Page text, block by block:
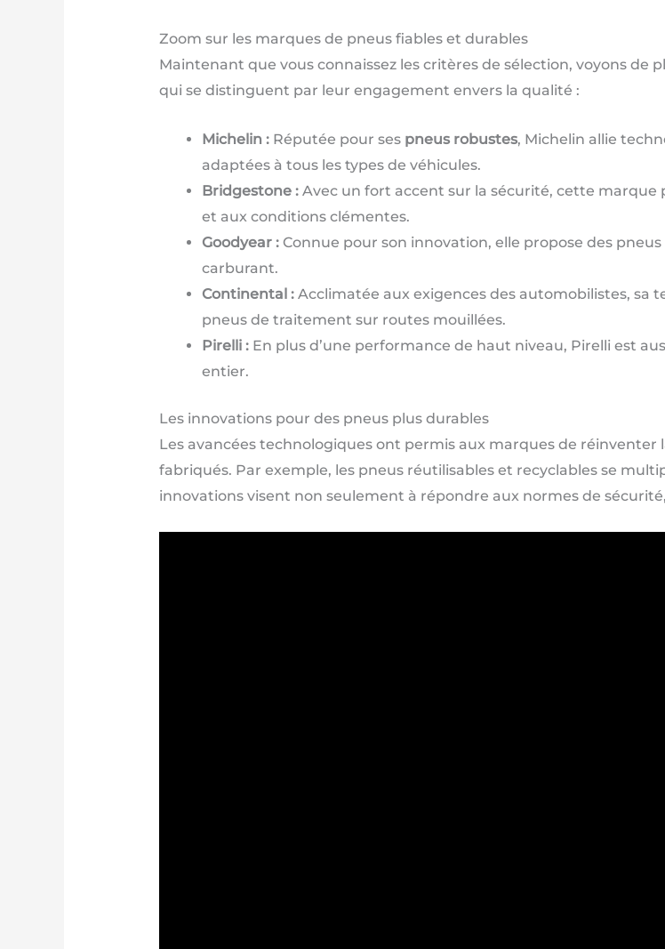
Zoom sur les marques de pneus fiables et durables
Maintenant que vous connaissez les critères de sélection, voyons de
qui se distinguent par leur engagement envers la qualité :
Michelin :Réputée pour ses pneus robustes, Michelin allie
adaptées à tous les types de véhicules.
Bridgestone :Avec un fort accent sur la sécurité, cette marque
et aux conditions clémentes.
Goodyear :Connue pour son innovation, elle propose des
carburant.
Continental :Acclimatée aux exigences des automobilistes, sa
pneus de traitement sur routes mouillées.
Pirelli :En plus d’une performance de haut niveau, Pirelli est
entier.
Les innovations pour des pneus plus durables
Les avancées technologiques ont permis aux marques de réinventer
fabriqués. Par exemple, les pneus réutilisables et recyclables se
innovations visent non seulement à répondre aux normes de